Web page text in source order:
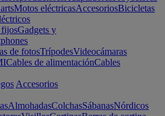
Motos eléctricasAccesoriosBicicletas
fijosGadgets y
de fotosTrípodesVideocámaras
Cables de alimentaciónCables
Accesorios
AlmohadasColchasSábanasNórdicos